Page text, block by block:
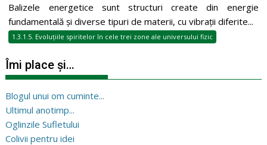
Balizele energetice sunt structuri create din energie
fundamentală și diverse tipuri de materii, cu vibrații diferite...
1.3.1.5. Evoluțiile spiritelor în cele trei zone ale universului fizic
Îmi place și…
Blogul unui om cuminte...
Ultimul anotimp...
Oglinzile Sufletului
Colivii pentru idei